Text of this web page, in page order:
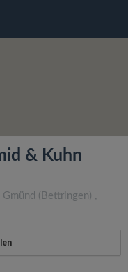
& Kuhn
(Bettringen) ,